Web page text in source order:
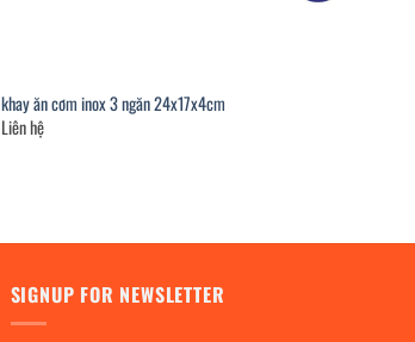
khay ăn cơm inox 3 ngăn 24x17x4cm
Liên hệ
SIGNUP FOR NEWSLETTER